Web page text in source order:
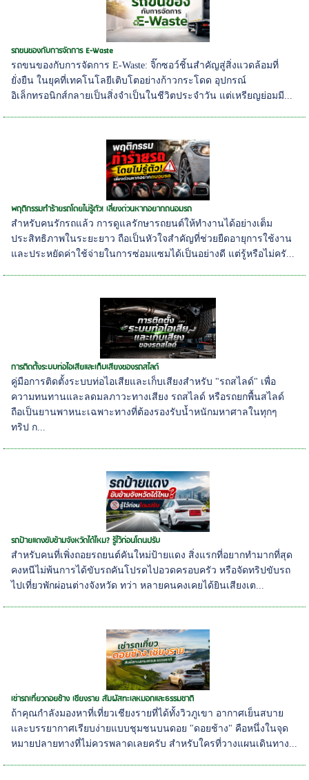
รถขนของกับการจัดการ E-Waste
รถขนของกับการจัดการ E-Waste: จิ๊กซอว์ชิ้นสำคัญสู่สิ่งแวดล้อมที่
ยั่งยืน ในยุคที่เทคโนโลยีเติบโตอย่างก้าวกระโดด อุปกรณ์
อิเล็กทรอนิกส์กลายเป็นสิ่งจำเป็นในชีวิตประจำวัน แต่เหรียญย่อมมี...
พฤติกรรมทำร้ายรถโดยไม่รู้ตัว! เลี่ยงด่วนหากอยากถนอมรถ
สำหรับคนรักรถแล้ว การดูแลรักษารถยนต์ให้ทำงานได้อย่างเต็ม
ประสิทธิภาพในระยะยาว ถือเป็นหัวใจสำคัญที่ช่วยยืดอายุการใช้งาน
และประหยัดค่าใช้จ่ายในการซ่อมแซมได้เป็นอย่างดี แต่รู้หรือไม่ครั...
การติดตั้งระบบท่อไอเสียและเก็บเสียงของรถสไลด์
คู่มือการติดตั้งระบบท่อไอเสียและเก็บเสียงสำหรับ "รถสไลด์" เพื่อ
ความทนทานและลดมลภาวะทางเสียง รถสไลด์ หรือรถยกพื้นสไลด์
ถือเป็นยานพาหนะเฉพาะทางที่ต้องรองรับน้ำหนักมหาศาลในทุกๆ
ทริป ก...
รถป้ายแดงขับข้ามจังหวัดได้ไหม? รู้ไว้ก่อนโดนปรับ
สำหรับคนที่เพิ่งถอยรถยนต์คันใหม่ป้ายแดง สิ่งแรกที่อยากทำมากที่สุด
คงหนีไม่พ้นการได้ขับรถคันโปรดไปอวดครอบครัว หรือจัดทริปขับรถ
ไปเที่ยวพักผ่อนต่างจังหวัด ทว่า หลายคนคงเคยได้ยินเสียงเต...
เช่ารถเที่ยวดอยช้าง เชียงราย สัมผัสทะเลหมอกและธรรมชาติ
ถ้าคุณกำลังมองหาที่เที่ยวเชียงรายที่ได้ทั้งวิวภูเขา อากาศเย็นสบาย
และบรรยากาศเรียบง่ายแบบชุมชนบนดอย "ดอยช้าง" คือหนึ่งในจุด
หมายปลายทางที่ไม่ควรพลาดเลยครับ สำหรับใครที่วางแผนเดินทาง...